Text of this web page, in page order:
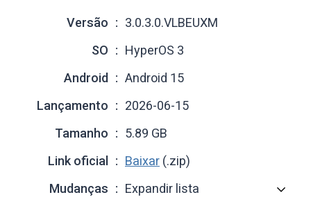
Versão
3.0.3.0.VLBEUXM
SO
HyperOS 3
Android
Android 15
Lançamento
2026-06-15
Tamanho
5.89 GB
Link oficial
Baixar (.zip)
Mudanças
Expandir lista